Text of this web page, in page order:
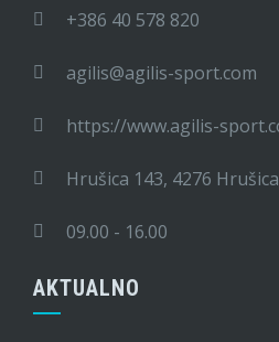
+386 40 578 820
agilis@agilis-sport.com
https://www.agilis-
Hrušica 143, 4276 Hrušica
09.00 - 16.00
AKTUALNO